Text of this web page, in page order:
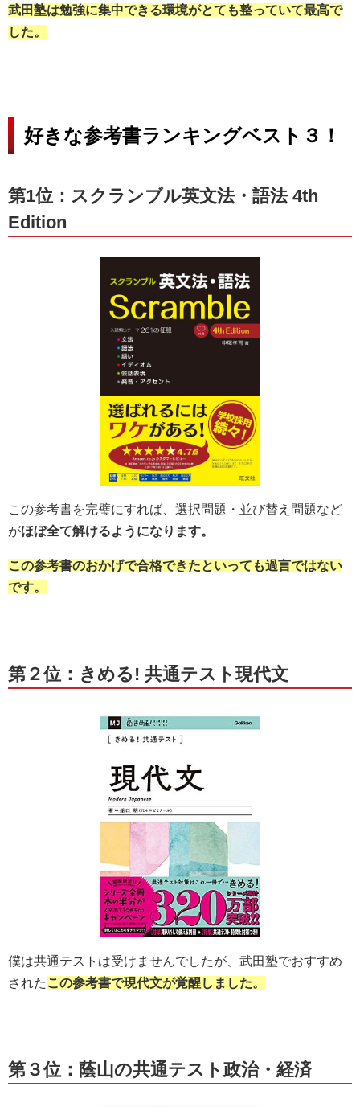
武田塾は勉強に集中できる環境がとても整っていて最高で
した。
好きな参考書ランキングベスト３！
第1位：スクランブル英文法・語法 4th
Edition
この参考書を完璧にすれば、選択問題・並び替え問題など
がほぼ全て解けるようになります。
この参考書のおかげで合格できたといっても過言ではない
です。
第２位：きめる! 共通テスト現代文
僕は共通テストは受けませんでしたが、武田塾でおすすめ
された この参考書で現代文が覚醒しました。
第３位：蔭山の共通テスト政治・経済